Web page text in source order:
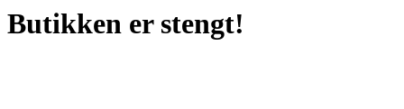
Butikken er stengt!